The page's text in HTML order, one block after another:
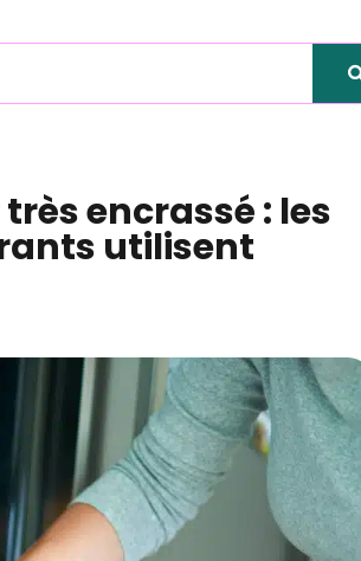
encrassé : les
utilisent